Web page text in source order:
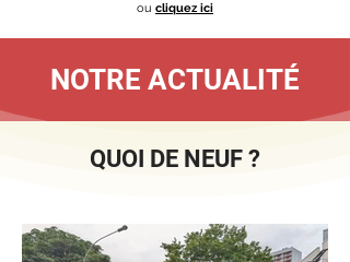
ou cliquez ici
NOTRE ACTUALITÉ
QUOI DE NEUF ?